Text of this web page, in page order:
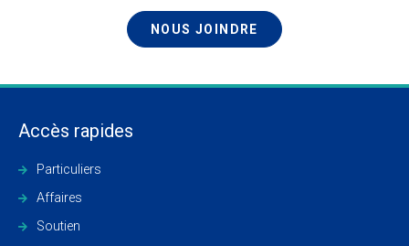
NOUS JOINDRE
Accès rapides
Particuliers
Affaires
Soutien